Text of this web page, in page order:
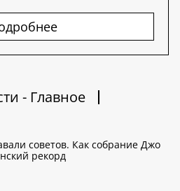
- Главное
советов. Как собрание Джо
рекорд